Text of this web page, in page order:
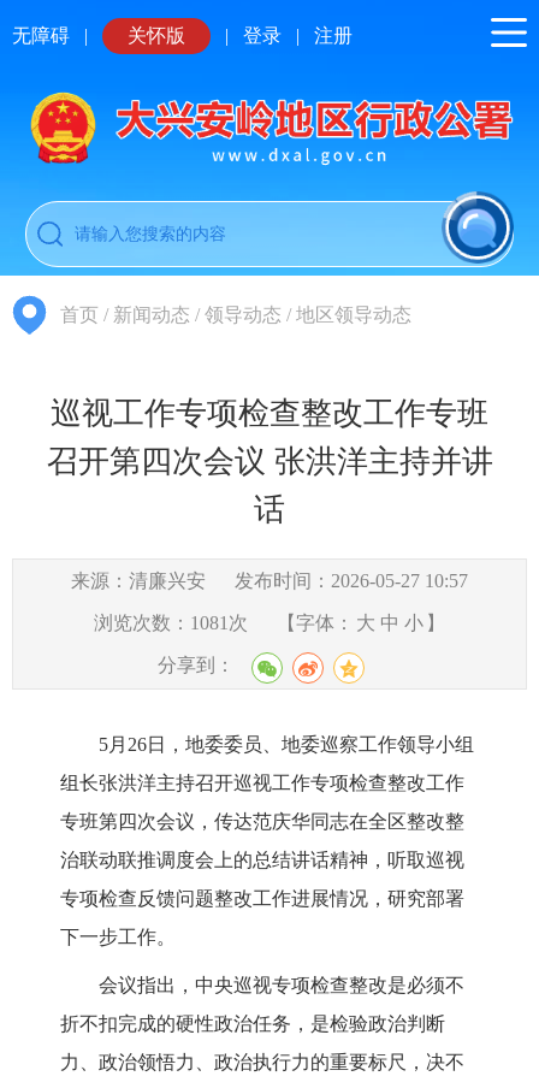
无障碍 | 关怀版 | 登录 | 注册
首页 / 新闻动态 /领导动态 /地区领导动态
巡视工作专项检查整改工作专班
召开第四次会议 张洪洋主持并讲
话
来源：清廉兴安 发布时间：2026-05-27 10:57
浏览次数： 1081 次 【字体： 大 中 小 】
分享到：
5月26日，地委委员、地委巡察工作领导小组
组长张洪洋主持召开巡视工作专项检查整改工作
专班第四次会议，传达范庆华同志在全区整改整
治联动联推调度会上的总结讲话精神，听取巡视
专项检查反馈问题整改工作进展情况，研究部署
下一步工作。
会议指出，中央巡视专项检查整改是必须不
折不扣完成的硬性政治任务，是检验政治判断
力、政治领悟力、政治执行力的重要标尺，决不